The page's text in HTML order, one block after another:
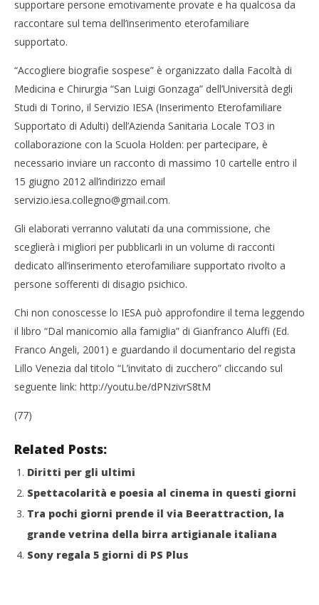
Ultimi giorni per ‘Accogliere biografie sospese’
12/06/2012
supportare persone emotivamente provate e ha qualcosa da
raccontare sul tema dell’inserimento eterofamiliare
supportato.
“Accogliere biografie sospese” è organizzato dalla Facoltà di
Medicina e Chirurgia “San Luigi Gonzaga” dell’Università degli
Studi di Torino, il Servizio IESA (Inserimento Eterofamiliare
Supportato di Adulti) dell’Azienda Sanitaria Locale TO3 in
collaborazione con la Scuola Holden: per partecipare, è
necessario inviare un racconto di massimo 10 cartelle entro il
15 giugno 2012 all’indirizzo email
servizio.iesa.collegno@gmail.com.
Gli elaborati verranno valutati da una commissione, che
sceglierà i migliori per pubblicarli in un volume di racconti
dedicato all’inserimento eterofamiliare supportato rivolto a
persone sofferenti di disagio psichico.
Chi non conoscesse lo IESA può approfondire il tema leggendo
il libro “Dal manicomio alla famiglia” di Gianfranco Aluffi (Ed.
Franco Angeli, 2001) e guardando il documentario del regista
Lillo Venezia dal titolo “L’invitato di zucchero” cliccando sul
seguente link: http://youtu.be/dPNzivrS8tM
(77)
Related Posts:
Diritti per gli ultimi
Spettacolarità e poesia al cinema in questi giorni
Tra pochi giorni prende il via Beerattraction, la
grande vetrina della birra artigianale italiana
Sony regala 5 giorni di PS Plus